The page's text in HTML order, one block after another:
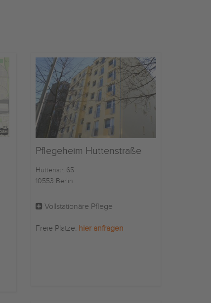
Pflegeheim Huttenstraße
Huttenstr. 65
10553 Berlin
Vollstationäre Pflege
Freie Plätze: hier anfragen